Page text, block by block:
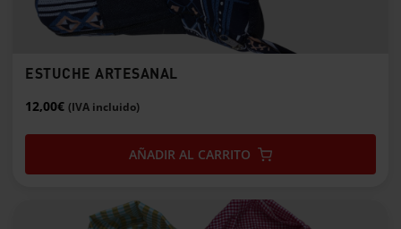
ESTUCHE ARTESANAL
12,00€ (IVA incluido)
AÑADIR AL CARRITO